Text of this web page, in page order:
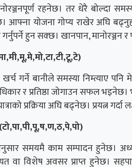
रहनेछ। तर धेरै बोल्दा
आफ्ना योजना गोप्य राखेर अघि
गर्नुपर्ने हुन सक्छ। खानपान,
गर्ने बानीले समस्या निम्त्याए
र प्रतिष्ठा जोगाउन सफल
प्रक्रिया अघि बढ्नेछ। प्रयत्न गर्दा
समयमै काम सम्पादन हुनेछ।
वा विशेष अवसर प्राप्त हुनेछ।